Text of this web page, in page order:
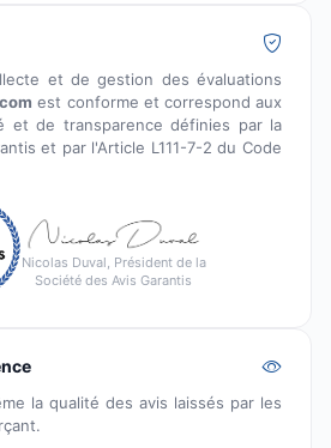
et de gestion des évaluations
est conforme et correspond aux
et de transparence définies par la
et par l'Article L111-7-2 du Code
Nicolas Duval, Président de la
Société des Avis Garantis
la qualité des avis laissés par les